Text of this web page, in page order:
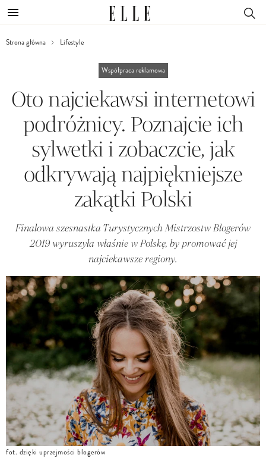
Strona główna Lifestyle
Współpraca reklamowa
Oto najciekawsi internetowi
podróżnicy. Poznajcie ich
sylwetki i zobaczcie, jak
odkrywają najpiękniejsze
zakątki Polski
Finałowa szesnastka Turystycznych Mistrzostw Blogerów
2019 wyruszyła właśnie w Polskę, by promować jej
najciekawsze regiony.
fot. dzięki uprzejmości blogerów